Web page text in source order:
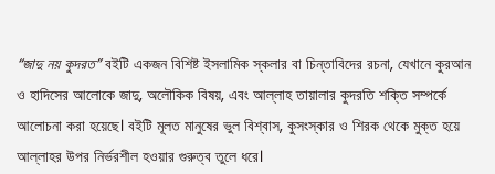
“জাদু নয় কুদরত”বইটি একজন বিশিষ্ট ইসলামিক স্কলার বা চিন্তাবিদের রচনা, যেখানে কুরআন
ও হাদিসের আলোকে জাদু, অলৌকিক বিষয়, এবং আল্লাহ তায়ালার কুদরতি শক্তি সম্পর্কে
আলোচনা করা হয়েছে। বইটি মূলত মানুষের ভুল বিশ্বাস, কুসংস্কার ও শিরক থেকে মুক্ত হয়ে
আল্লাহর উপর নির্ভরশীল হওয়ার গুরুত্ব তুলে ধরে।